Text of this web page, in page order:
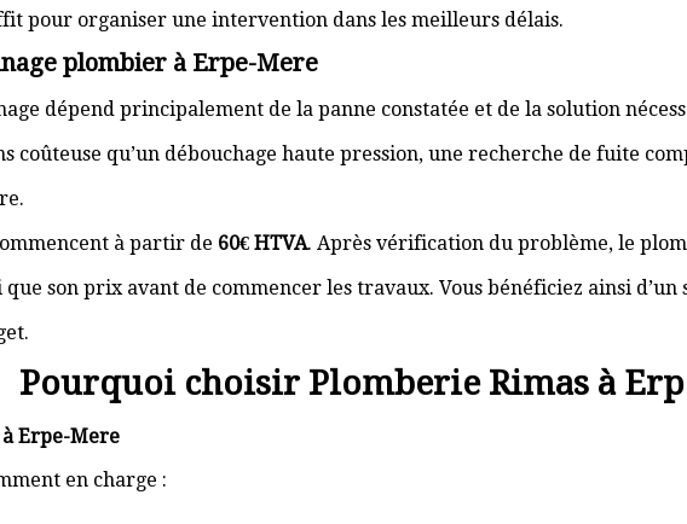
pour organiser une intervention dans les meilleurs délais.
plombier à Erpe-Mere
dépend principalement de la panne constatée et de la solution
coûteuse qu’un débouchage haute pression, une recherche de fuite
à partir de 60€ HTVA. Après vérification du problème, le
son prix avant de commencer les travaux. Vous bénéficiez ainsi
Pourquoi choisir Plomberie Rimas à
Erpe-Mere
en charge :